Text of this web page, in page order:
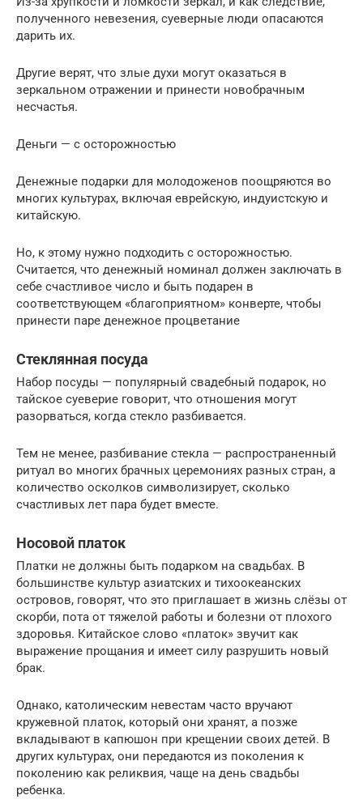
полученного невезения, суеверные люди опасаются
дарить их.
Другие верят, что злые духи могут оказаться в
зеркальном отражении и принести новобрачным
несчастья.
Деньги — с осторожностью
Денежные подарки для молодоженов поощряются во
многих культурах, включая еврейскую, индуистскую и
китайскую.
Но, к этому нужно подходить с осторожностью.
Считается, что денежный номинал должен заключать в
себе счастливое число и быть подарен в
соответствующем «благоприятном» конверте, чтобы
принести паре денежное процветание
Стеклянная посуда
Набор посуды — популярный свадебный подарок, но
тайское суеверие говорит, что отношения могут
разорваться, когда стекло разбивается.
Тем не менее, разбивание стекла — распространенный
ритуал во многих брачных церемониях разных стран, а
количество осколков символизирует, сколько
счастливых лет пара будет вместе.
Носовой платок
Платки не должны быть подарком на свадьбах. В
большинстве культур азиатских и тихоокеанских
островов, говорят, что это приглашает в жизнь слёзы от
скорби, пота от тяжелой работы и болезни от плохого
здоровья. Китайское слово «платок» звучит как
выражение прощания и имеет силу разрушить новый
брак.
Однако, католическим невестам часто вручают
кружевной платок, который они хранят, а позже
вкладывают в капюшон при крещении своих детей. В
других культурах, они передаются из поколения к
поколению как реликвия, чаще на день свадьбы
ребенка.